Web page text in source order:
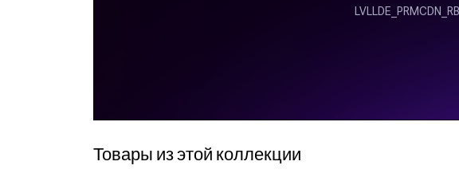
Товары из этой коллекции